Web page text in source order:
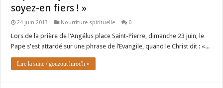
soyez-en fiers ! »
24 juin 2013 Nourriture spirituelle 0
Lors de la prière de l'Angélus place Saint-Pierre, dimanche 23 juin, le
Pape s'est attardé sur une phrase de l’Evangile, quand le Christ dit : «...
Lire la suite / gouzout hiroc'h »